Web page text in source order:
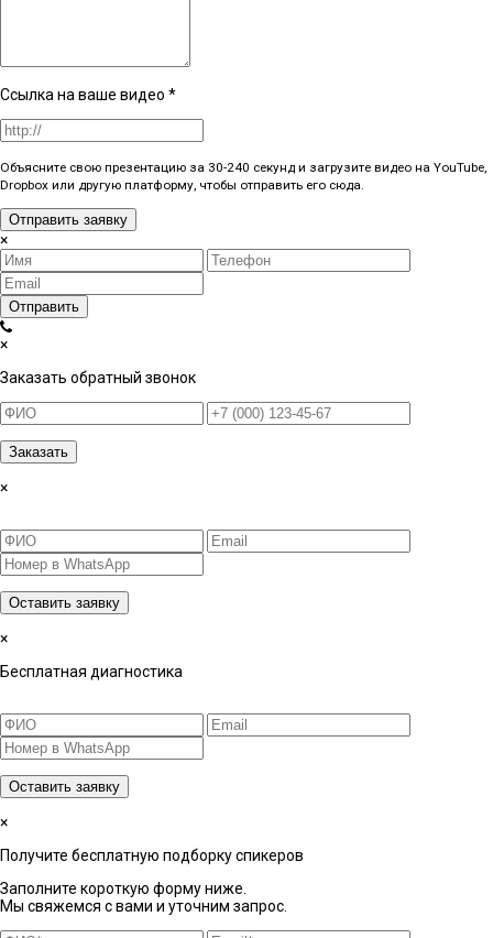
Ссылка на ваше видео *
Объясните свою презентацию за 30-240 секунд и загрузите видео на YouTube,
Dropbox или другую платформу, чтобы отправить его сюда.
Отправить заявку
×
Отправить
×
Заказать обратный звонок
Заказать
×
Оставить заявку
×
Бесплатная диагностика
Оставить заявку
×
Получите бесплатную подборку спикеров
Заполните короткую форму ниже.
Мы свяжемся с вами и уточним запрос.